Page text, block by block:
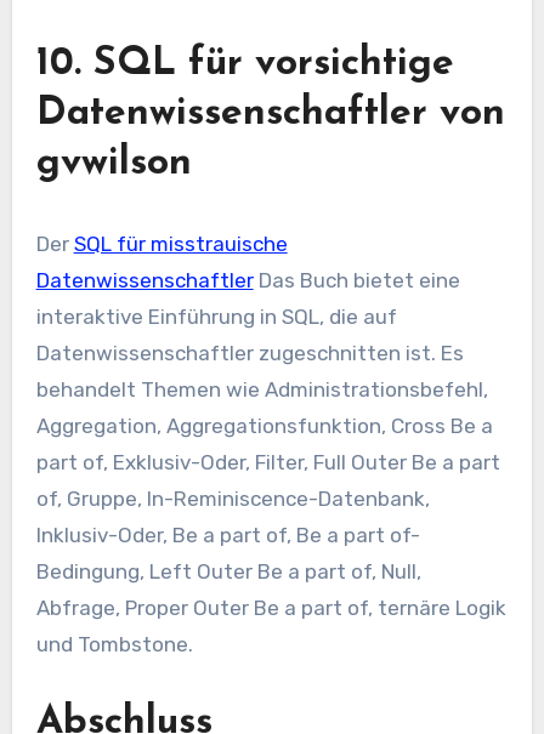
10. SQL für vorsichtige
Datenwissenschaftler von
gvwilson
Der SQL für misstrauische
DatenwissenschaftlerDas Buch bietet eine
interaktive Einführung in SQL, die auf
Datenwissenschaftler zugeschnitten ist. Es
behandelt Themen wie Administrationsbefehl,
Aggregation, Aggregationsfunktion, Cross Be a
part of, Exklusiv-Oder, Filter, Full Outer Be a part
of, Gruppe, In-Reminiscence-Datenbank,
Inklusiv-Oder, Be a part of, Be a part of-
Bedingung, Left Outer Be a part of, Null,
Abfrage, Proper Outer Be a part of, ternäre Logik
und Tombstone.
Abschluss